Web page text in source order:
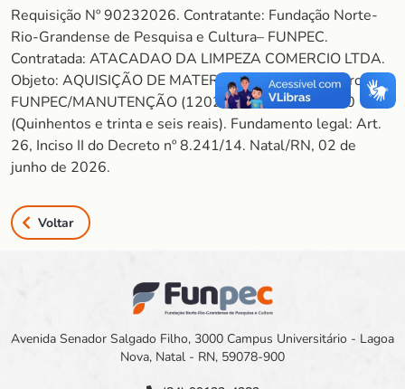
Requisição Nº 90232026. Contratante: Fundação Norte-
Rio-Grandense de Pesquisa e Cultura– FUNPEC.
Contratada: ATACADAO DA LIMPEZA COMERCIO LTDA.
Objeto: AQUISIÇÃO DE MATERIAIS DE LIMPEZA. Projeto:
FUNPEC/MANUTENÇÃO (12026). Valor: R$ 536,00
(Quinhentos e trinta e seis reais). Fundamento legal: Art.
26, Inciso II do Decreto nº 8.241/14. Natal/RN, 02 de
junho de 2026.
Voltar
Avenida Senador Salgado Filho, 3000 Campus Universitário - Lagoa
Nova, Natal - RN, 59078-900